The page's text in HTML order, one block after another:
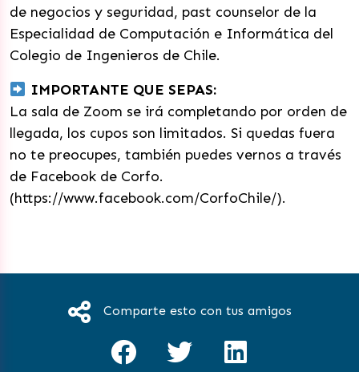
de negocios y seguridad, past counselor de la
Especialidad de Computación e Informática del
Colegio de Ingenieros de Chile.
IMPORTANTE QUE SEPAS:
La sala de Zoom se irá completando por orden de
llegada, los cupos son limitados. Si quedas fuera
no te preocupes, también puedes vernos a través
de Facebook de Corfo.
(https://www.facebook.com/CorfoChile/).
Comparte esto con tus amigos